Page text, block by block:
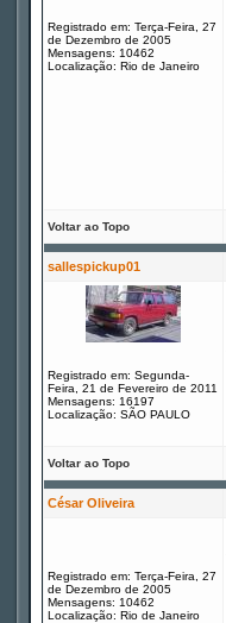
Registrado em: Terça-Feira, 27
de Dezembro de 2005
Mensagens: 10462
Localização: Rio de Janeiro
Voltar ao Topo
sallespickup01
Registrado em: Segunda-
Feira, 21 de Fevereiro de 2011
Mensagens: 16197
Localização: SÃO PAULO
Voltar ao Topo
César Oliveira
Registrado em: Terça-Feira, 27
de Dezembro de 2005
Mensagens: 10462
Localização: Rio de Janeiro